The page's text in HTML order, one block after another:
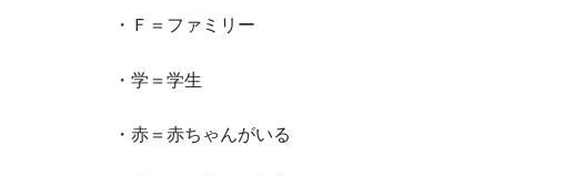
・Ｆ＝ファミリー
・学＝学生
・赤＝赤ちゃんがいる